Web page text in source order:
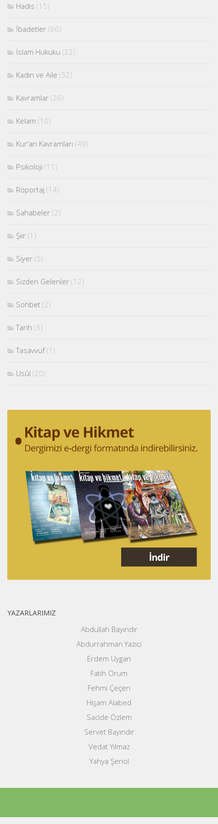
Hadis (15)
İbadetler (66)
İslam Hukuku (22)
Kadın ve Aile (52)
Kavramlar (26)
Kelam (10)
Kur'an Kavramları (49)
Psikoloji (11)
Röportaj (14)
Sahabeler (2)
Şiir (1)
Siyer (5)
Sizden Gelenler (12)
Sohbet (2)
Tarih (3)
Tasavvuf(1)
Usûl (20)
YAZARLARIMIZ
Abdullah Bayındır
Abdurrahman Yazıcı
Erdem Uygan
Fatih Orum
Fehmi Çeçen
Hişam Alabed
Sacide Özlem
Servet Bayındır
Vedat Yılmaz
Yahya Şenol